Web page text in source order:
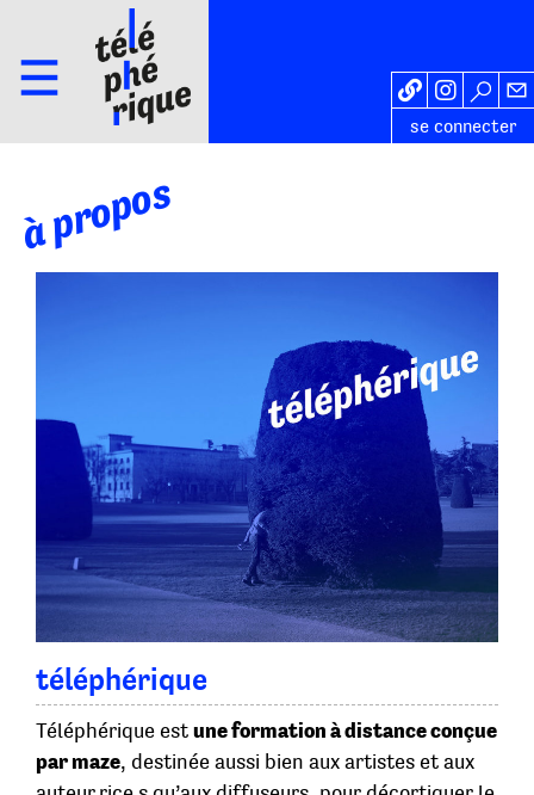
se connecter
à propos
téléphérique
Téléphérique est une formation à distance conçue
par maze, destinée aussi bien aux artistes et aux